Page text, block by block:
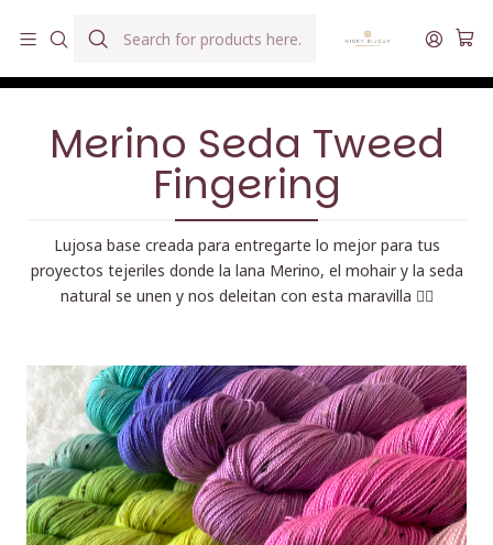
Merino Seda Tweed
Fingering
Lujosa base creada para entregarte lo mejor para tus
proyectos tejeriles donde la lana Merino, el mohair y la seda
natural se unen y nos deleitan con esta maravilla ❤️‍🔥